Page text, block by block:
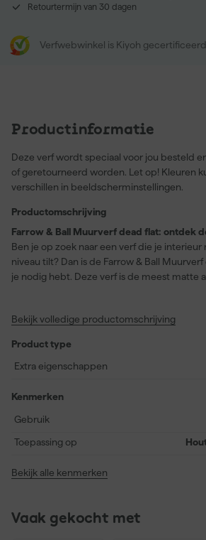
Retourtermijn van 30 dagen
Verfwebwinkel is Kiyoh gecertificeerd
Productinformatie
Deze verf wordt speciaal voor jou besteld
of geretourneerd worden. Let op! Kleuren
verschillen in beeldscherminstellingen.
Productomschrijving
Farrow & Ball Muurverf dead flat: ontdek
Ben je op zoek naar een verf die je interieur
niveau tilt? Dan is de Farrow & Ball
je nodig hebt. Deze verf is de meest matte
en krachtige uitstraling aan op je muren. Of
stootvast, wasbaar en slijtvast. Binnen één
deze geurarme verf volledig uitgehard en
van gangen tot woonkamers. Schilderen
voor airless spuitapparatuur, kwasten en
langer en ontdek de verf die iedere kamer
Bekijk volledige productomschrijving
Product type
Extra eigenschappen
Kenmerken
Gebruik
Toepassing op
Bekijk alle kenmerken
Vaak gekocht met